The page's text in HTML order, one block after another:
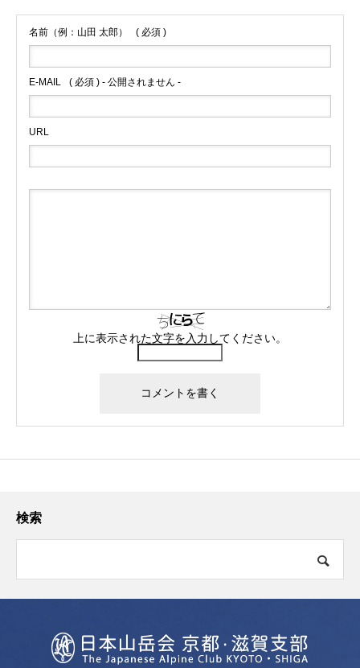
名前（例：山田 太郎） ( 必須 )
E-MAIL ( 必須 ) - 公開されません -
URL
上に表示された文字を入力してください。
検索